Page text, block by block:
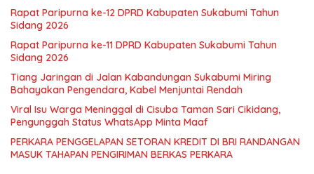
Rapat Paripurna ke-12 DPRD Kabupaten Sukabumi Tahun
Sidang 2026
Rapat Paripurna ke-11 DPRD Kabupaten Sukabumi Tahun
Sidang 2026
Tiang Jaringan di Jalan Kabandungan Sukabumi Miring
Bahayakan Pengendara, Kabel Menjuntai Rendah
Viral Isu Warga Meninggal di Cisuba Taman Sari Cikidang,
Pengunggah Status WhatsApp Minta Maaf
PERKARA PENGGELAPAN SETORAN KREDIT DI BRI RANDANGAN
MASUK TAHAPAN PENGIRIMAN BERKAS PERKARA